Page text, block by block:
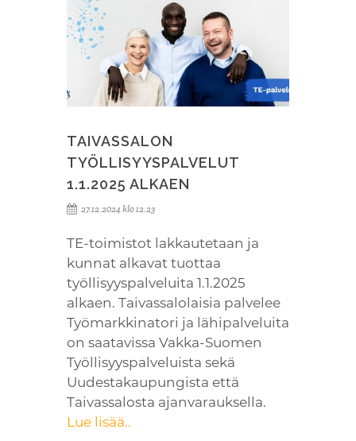
TAIVASSALON
TYÖLLISYYSPALVELUT
1.1.2025 ALKAEN
27.12.2024 klo 12.23
TE-toimistot lakkautetaan ja
kunnat alkavat tuottaa
työllisyyspalveluita 1.1.2025
alkaen. Taivassalolaisia palvelee
Työmarkkinatori ja lähipalveluita
on saatavissa Vakka-Suomen
Työllisyyspalveluista sekä
Uudestakaupungista että
Taivassalosta ajanvarauksella.
Lue lisää..